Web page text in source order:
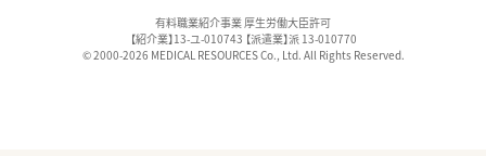
有料職業紹介事業 厚生労働大臣許可
【紹介業】13-ユ-010743 【派遣業】派 13-010770
© 2000-2026 MEDICAL RESOURCES Co., Ltd. All Rights Reserved.